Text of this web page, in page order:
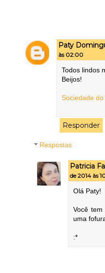
Paty
às 02:00
Todos lindos
Beijos!
Sociedade
Responder
Respostas
Patricia
de 2014 às
Olá Paty!
Você
uma
:*